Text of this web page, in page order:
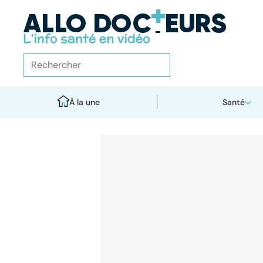
À la une Santé